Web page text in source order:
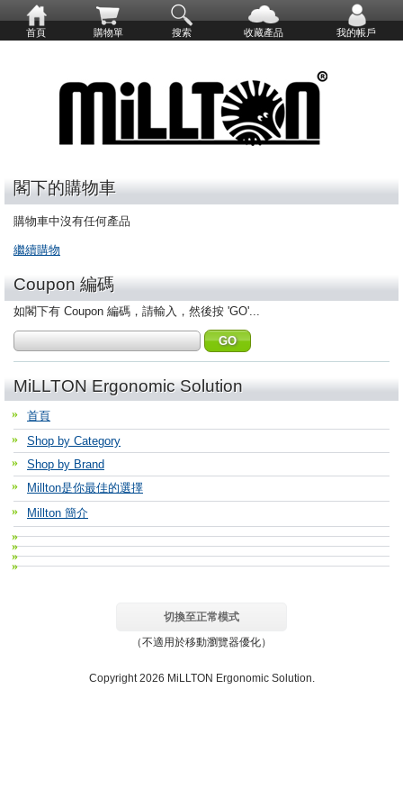
首頁 購物單 搜索 收藏產品 我的帳戶
閣下的購物車
購物車中沒有任何產品
繼續購物
Coupon 編碼
如閣下有 Coupon 編碼，請輸入，然後按 'GO'...
MiLLTON Ergonomic Solution
首頁
Shop by Category
Shop by Brand
Millton是你最佳的選擇
Millton 簡介
切換至正常模式
（不適用於移動瀏覽器優化）
Copyright 2026 MiLLTON Ergonomic Solution.